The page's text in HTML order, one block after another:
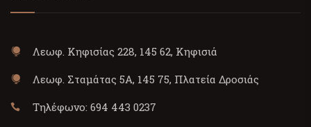
Λεωφ. Κηφισίας 228, 145 62, Κηφισιά
Λεωφ. Σταμάτας 5Α, 145 75, Πλατεία Δροσιάς
Τηλέφωνο: 694 443 0237